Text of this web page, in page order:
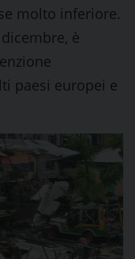
molto inferiore.
è
paesi europei e